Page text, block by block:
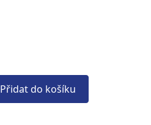
Přidat do košíku